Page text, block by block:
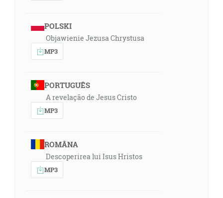
POLSKI
Objawienie Jezusa Chrystusa
MP3
PORTUGUÊS
A revelação de Jesus Cristo
MP3
ROMÂNA
Descoperirea lui Isus Hristos
MP3